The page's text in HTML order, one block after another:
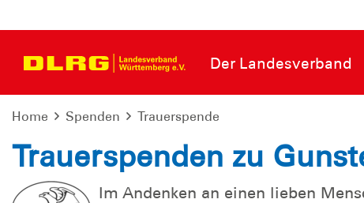
Der Landesverband
Home Spenden Trauerspende
Trauerspenden zu
Im Andenken an einen lieben